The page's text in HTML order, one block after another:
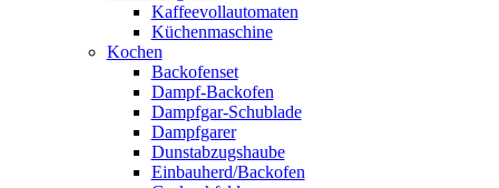
Kaffeevollautomaten
Küchenmaschine
Kochen
Backofenset
Dampf-Backofen
Dampfgar-Schublade
Dampfgarer
Dunstabzugshaube
Einbauherd/Backofen